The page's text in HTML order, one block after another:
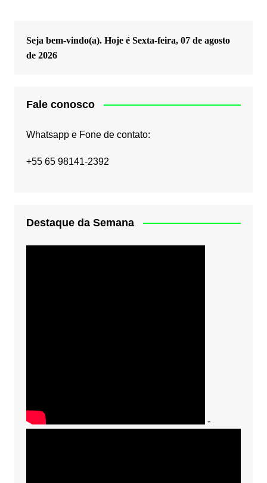
Seja bem-vindo(a). Hoje é Sexta-feira, 07 de agosto
de 2026
Fale conosco
Whatsapp e Fone de contato:
+55 65 98141-2392
Destaque da Semana
-